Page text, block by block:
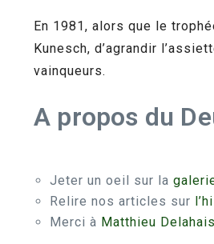
En 1981, alors que le
Kunesch, d’agrandir
vainqueurs.
A propos du
Jeter un oeil sur la
Relire nos articles sur
Merci à Matthieu Delahais